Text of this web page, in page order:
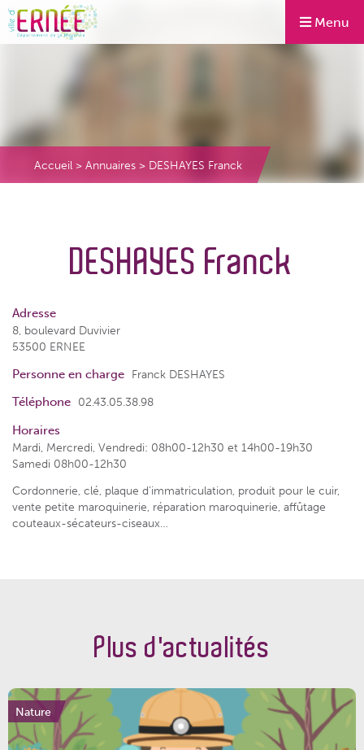
Menu
Accueil > Annuaires > DESHAYES Franck
DESHAYES Franck
Adresse
8, boulevard Duvivier
53500 ERNEE
Personne en charge Franck DESHAYES
Téléphone 02.43.05.38.98
Horaires
Mardi, Mercredi, Vendredi: 08h00-12h30 et 14h00-19h30
Samedi 08h00-12h30
Cordonnerie, clé, plaque d’immatriculation, produit pour le cuir,
vente petite maroquinerie, réparation maroquinerie, affûtage
couteaux-sécateurs-ciseaux…
Plus d'actualités
Nature